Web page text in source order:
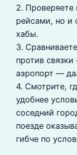
2.
рейсами, но и
хабы.
3.
против
аэропорт —
4. Смотрите,
удобнее
соседний
поезде
гибче по